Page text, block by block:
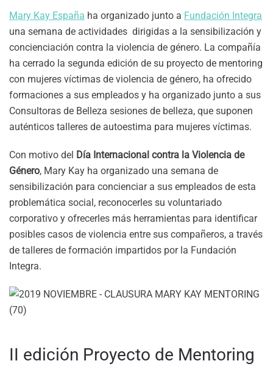
Mary Kay España ha organizado junto a Fundación Integra
una semana de actividades dirigidas a la sensibilización y
concienciación contra la violencia de género. La compañía
ha cerrado la segunda edición de su proyecto de mentoring
con mujeres víctimas de violencia de género, ha ofrecido
formaciones a sus empleados y ha organizado junto a sus
Consultoras de Belleza sesiones de belleza, que suponen
auténticos talleres de autoestima para mujeres víctimas.
Con motivo del Día Internacional contra la Violencia de
Género, Mary Kay ha organizado una semana de
sensibilización para concienciar a sus empleados de esta
problemática social, reconocerles su voluntariado
corporativo y ofrecerles más herramientas para identificar
posibles casos de violencia entre sus compañeros, a través
de talleres de formación impartidos por la Fundación
Integra.
II edición Proyecto de Mentoring